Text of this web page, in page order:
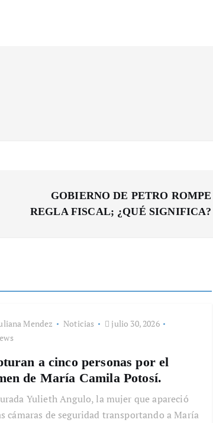
GOBIERNO DE PETRO ROMPE
REGLA FISCAL; ¿QUÉ SIGNIFICA?
Mendez Noticias
julio 30, 2026
a cinco personas por el
de María Camila Potosí.
Yulieth Angulo, la mujer que apareció
cámaras de seguridad transportando a María